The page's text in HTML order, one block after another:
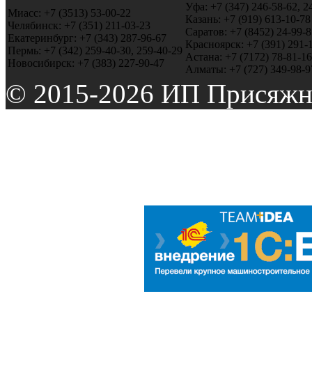
Миасс: +7 (3513) 53-00-22
Челябинск: +7 (351) 211-03-23
Екатеринбург: +7 (343) 287-96-67
Пермь: +7 (342) 259-40-30, 259-40-29
Новосибирск: +7 (383) 227-90-47
Уфа: +7 (347) 246-58-62,
Казань: +7 (919) 613-10-78
Саратов: +7 (8452) 24-99-
Красноярск: +7 (391) 291-
Астана: +7 (7172) 78-81-16
Алматы: +7 (727) 349-98-
© 2015-2026 ИП